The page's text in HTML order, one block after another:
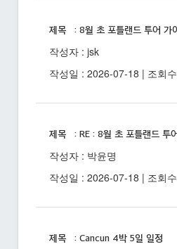
제목 : 8월 초 포틀랜드 투어 가
작성자 : jsk
작성일 : 2026-07-18 | 조회
제목 : RE : 8월 초 포틀랜드 투
작성자 : 박윤명
작성일 : 2026-07-18 | 조회
제목 : Cancun 4박 5일 일정